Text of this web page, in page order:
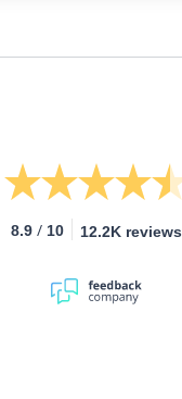
8.9 / 10 12.2K reviews